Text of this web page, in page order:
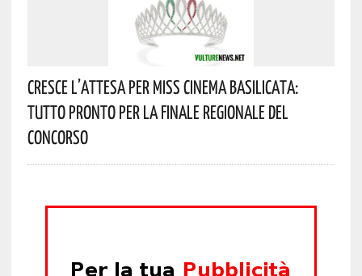
Cresce L’attesa Per Miss Cinema Basilicata:
Tutto Pronto Per La Finale Regionale Del
Concorso